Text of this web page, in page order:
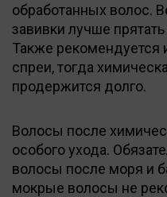
обработанных волос.
завивки лучше
Также рекомендуется
спреи, тогда
продержится долго.
Волосы после
особого ухода.
волосы после моря и
мокрые волосы не